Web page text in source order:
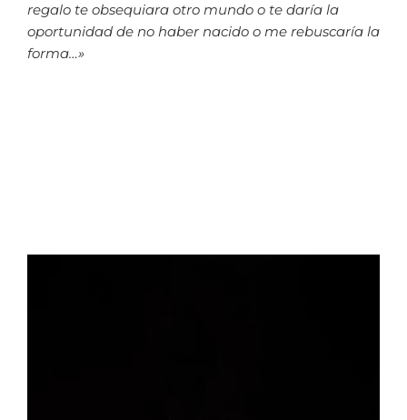
regalo te obsequiara otro mundo o te daría la
oportunidad de no haber nacido o me rebuscaría la
forma…»